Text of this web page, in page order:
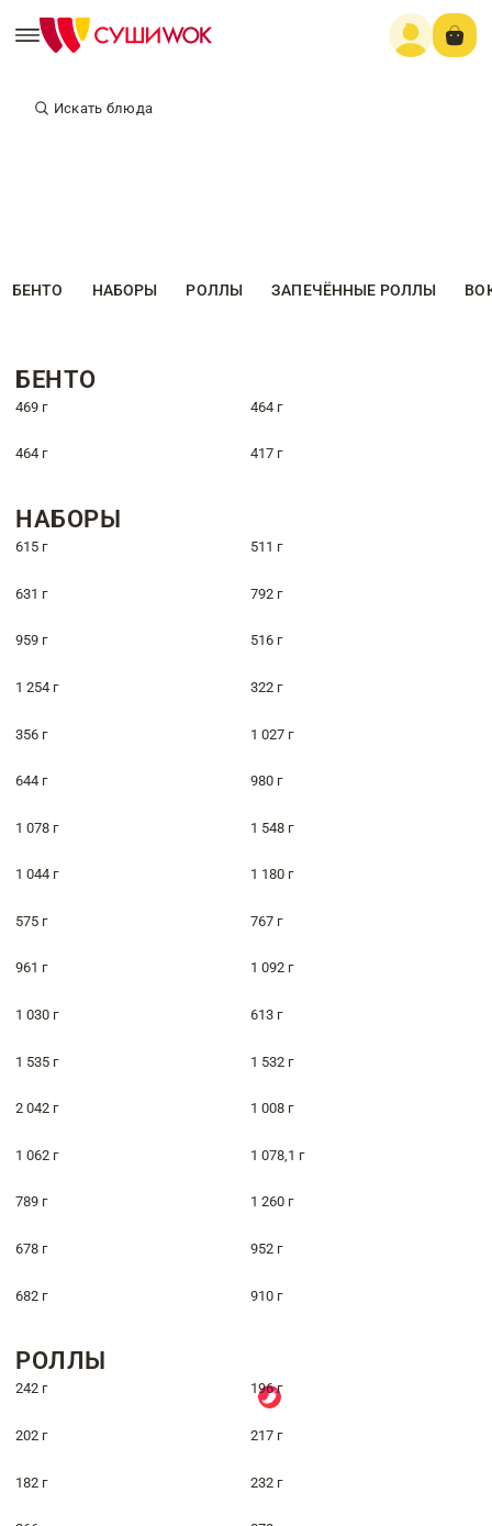
Искать блюда
БЕНТО НАБОРЫ РОЛЛЫ ЗАПЕЧЁННЫЕ РОЛЛЫ
БЕНТО
469 г 464 г
464 г 417 г
НАБОРЫ
615 г 511 г
631 г 792 г
959 г 516 г
1 254 г 322 г
356 г 1 027 г
644 г 980 г
1 078 г 1 548 г
1 044 г 1 180 г
575 г 767 г
961 г 1 092 г
1 030 г 613 г
1 535 г 1 532 г
2 042 г 1 008 г
1 062 г 1 078,1 г
789 г 1 260 г
678 г 952 г
682 г 910 г
РОЛЛЫ
242 г 196 г
202 г 217 г
182 г 232 г